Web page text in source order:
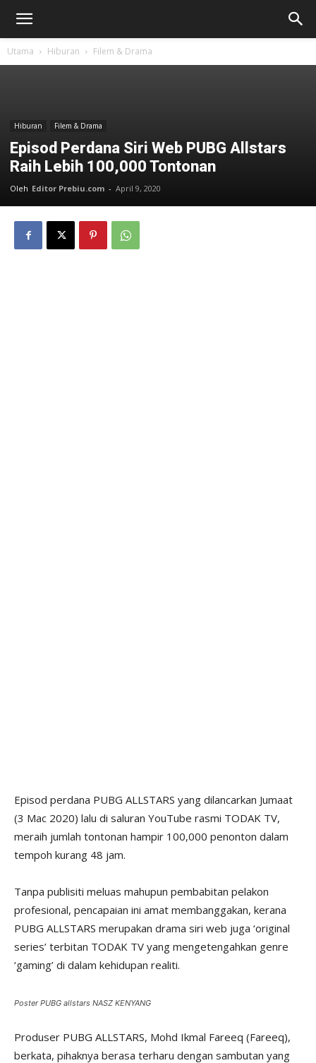
Utama Hiburan Filem & Drama
Hiburan Filem & Drama
Episod Perdana Siri Web PUBG Allstars
Raih Lebih 100,000 Tontonan
Oleh Editor Prebiu.com - April 9, 2020
Episod perdana PUBG ALLSTARS yang dilancarkan Jumaat
(3 Mac 2020) lalu di saluran YouTube rasmi TODAK TV,
meraih jumlah tontonan hampir 100,000 penonton dalam
tempoh kurang 48 jam.
Tanpa publisiti meluas mahupun pembabitan pelakon
profesional, pencapaian ini amat membanggakan, kerana
PUBG ALLSTARS merupakan drama siri web juga ‘original
series’ terbitan TODAK TV yang mengetengahkan genre
‘gaming’ di dalam kehidupan realiti.
Poster PUBG allstars NASZ KENYANG
Produser PUBG ALLSTARS, Mohd Ikmal Fareeq (Fareeq),
berkata, pihaknya berasa terharu dengan sambutan yang